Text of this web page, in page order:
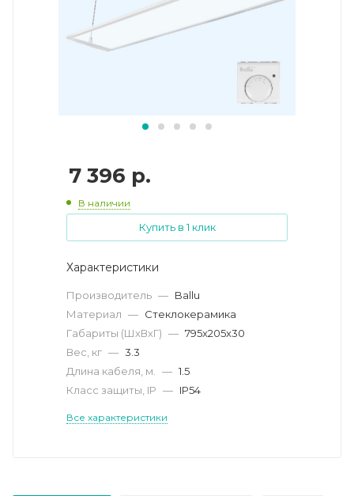
7 396 р.
В наличии
Купить в 1 клик
Характеристики
Производитель — Ballu
Материал — Стеклокерамика
Габариты (ШхВхГ) — 795x205x30
Вес, кг — 3.3
Длина кабеля, м.
— 1.5
Класс защиты, IP — IP54
Все характеристики